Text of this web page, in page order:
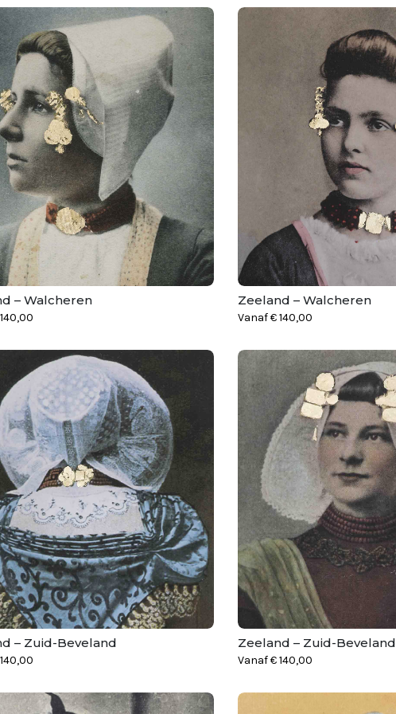
– Walcheren
140,00
Zeeland – Walcheren
Vanaf€140,00
– Zuid-Beveland
140,00
Zeeland – Zuid-Beveland
Vanaf€140,00